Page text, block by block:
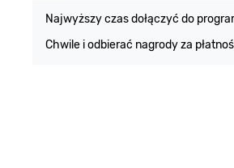
Najwyższy czas dołączyć do
Chwile i odbierać nagrody za